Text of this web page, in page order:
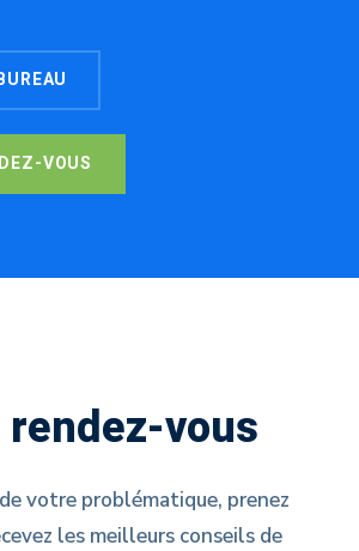
VOUS
vous
votre problématique, prenez
les meilleurs conseils de